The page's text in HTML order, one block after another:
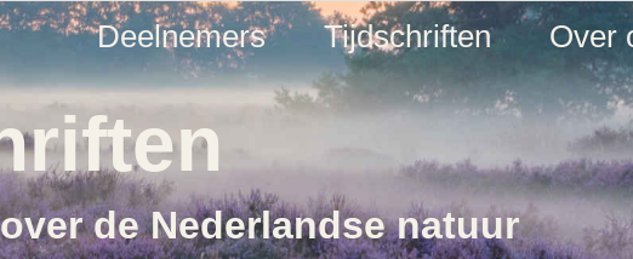
Deelnemers Tijdschriften Over
de Nederlandse natuur